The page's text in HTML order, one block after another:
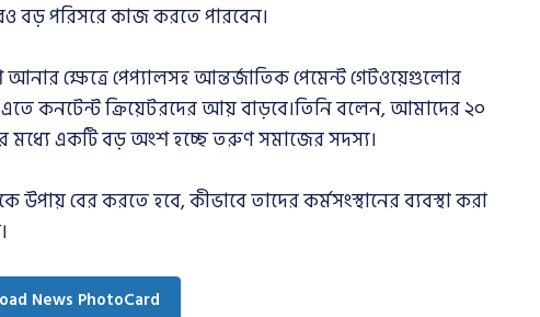
বড় পরিসরে কাজ করতে পারবেন।
ক্ষেত্রে পেপ্যালসহ আন্তর্জাতিক পেমেন্ট গেটওয়েগুলোর
কনটেন্ট ক্রিয়েটরদের আয় বাড়বে।তিনি বলেন, আমাদের ২০
মধ্যে একটি বড় অংশ হচ্ছে তরুণ সমাজের সদস্য।
বের করতে হবে, কীভাবে তাদের কর্মসংস্থানের ব্যবস্থা করা
News PhotoCard